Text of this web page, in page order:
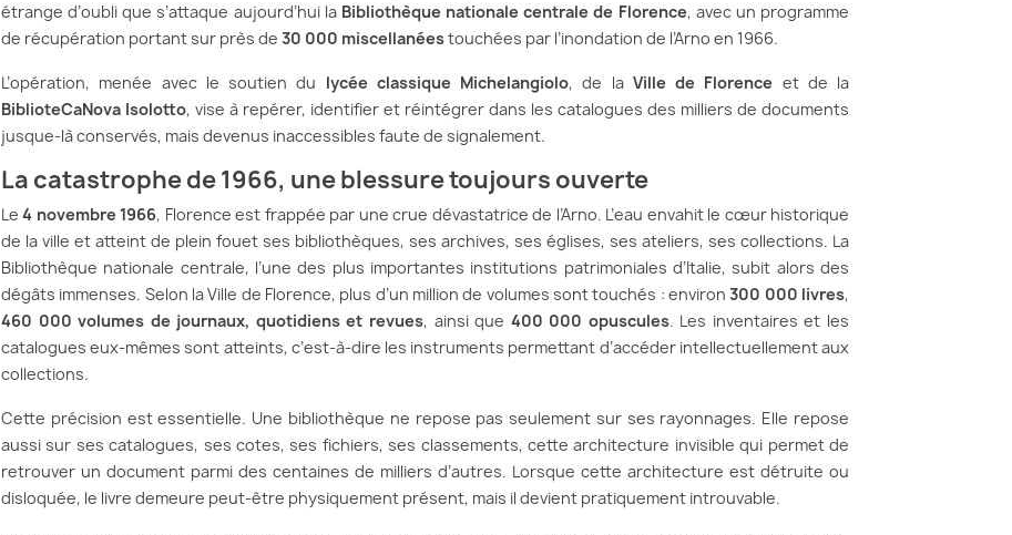
étrange d’oubli que s’attaque aujourd’hui la Bibliothèque nationale centrale de Florence, avec un programme
de récupération portant sur près de 30 000 miscellanéestouchées par l’inondation de l’Arno en 1966.
L’opération, menée avec le soutien du lycée classique Michelangiolo, de la Ville de Florence et de la
BiblioteCaNova Isolotto, vise à repérer, identifier et réintégrer dans les catalogues des milliers de documents
jusque-là conservés, mais devenus inaccessibles faute de signalement.
La catastrophe de 1966, une blessure toujours ouverte
Le4 novembre 1966, Florence est frappée par une crue dévastatrice de l’Arno. L’eau envahit le cœur historique
de la ville et atteint de plein fouet ses bibliothèques, ses archives, ses églises, ses ateliers, ses collections. La
Bibliothèque nationale centrale, l’une des plus importantes institutions patrimoniales d’Italie, subit alors des
dégâts immenses. Selon la Ville de Florence, plus d’un million de volumes sont touchés : environ300 000 livres,
460 000 volumes de journaux, quotidiens et revues, ainsi que 400 000 opuscules. Les inventaires et les
catalogues eux-mêmes sont atteints, c’est-à-dire les instruments permettant d’accéder intellectuellement aux
collections.
Cette précision est essentielle. Une bibliothèque ne repose pas seulement sur ses rayonnages. Elle repose
aussi sur ses catalogues, ses cotes, ses fichiers, ses classements, cette architecture invisible qui permet de
retrouver un document parmi des centaines de milliers d’autres. Lorsque cette architecture est détruite ou
disloquée, le livre demeure peut-être physiquement présent, mais il devient pratiquement introuvable.